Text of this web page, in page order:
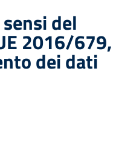
del
2016/679,
dei dati